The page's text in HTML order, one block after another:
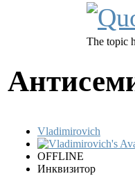
The topic
Vladimirovich
OFFLINE
Инквизитор